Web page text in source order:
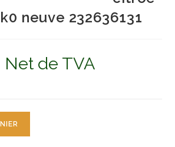
neuve 232636131
Net de TVA